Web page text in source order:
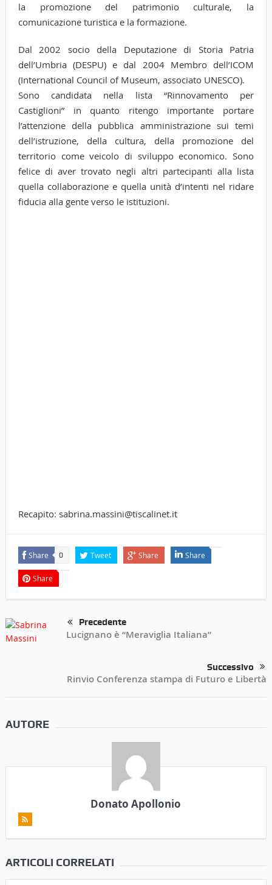
la promozione del patrimonio culturale, la
comunicazione turistica e la formazione.
Dal 2002 socio della Deputazione di Storia Patria
dell’Umbria (DESPU) e dal 2004 Membro dell’ICOM
(International Council of Museum, associato UNESCO).
Sono candidata nella lista “Rinnovamento per
Castiglioni” in quanto ritengo importante portare
l’attenzione della pubblica amministrazione sui temi
dell’istruzione, della cultura, della promozione del
territorio come veicolo di sviluppo economico. Sono
felice di aver trovato negli altri partecipanti alla lista
quella collaborazione e quella unità d’intenti nel ridare
fiducia alla gente verso le istituzioni.
Recapito: sabrina.massini@tiscalinet.it
Share 0 Tweet Share Share
Share
Precedente
Lucignano è “Meraviglia Italiana”
Successivo
Rinvio Conferenza stampa di Futuro e Libertà
AUTORE
Donato Apollonio
ARTICOLI CORRELATI